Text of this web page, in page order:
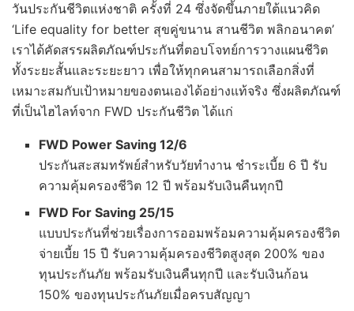
วันประกันชีวิตแห่งชาติ ครั้งที่ 24 ซึ่งจัดขึ้นภายใต้แนวคิด
‘Life equality for better สุขคู่ขนาน สานชีวิต พลิกอนาคต’
เราได้คัดสรรผลิตภัณฑ์ประกันที่ตอบโจทย์การวางแผนชีวิต
ทั้งระยะสั้นและระยะยาว เพื่อให้ทุกคนสามารถเลือกสิ่งที่
เหมาะสมกับเป้าหมายของตนเองได้อย่างแท้จริง ซึ่งผลิตภัณฑ์
ที่เป็นไฮไลท์จาก FWD ประกันชีวิต ได้แก่
FWD Power Saving 12/6
ประกันสะสมทรัพย์สำหรับวัยทำงาน ชำระเบี้ย 6 ปี รับ
ความคุ้มครองชีวิต 12 ปี พร้อมรับเงินคืนทุกปี
FWD For Saving 25/15
แบบประกันที่ช่วยเรื่องการออมพร้อมความคุ้มครองชีวิต
จ่ายเบี้ย 15 ปี รับความคุ้มครองชีวิตสูงสุด 200% ของ
ทุนประกันภัย พร้อมรับเงินคืนทุกปี และรับเงินก้อน
150% ของทุนประกันภัยเมื่อครบสัญญา